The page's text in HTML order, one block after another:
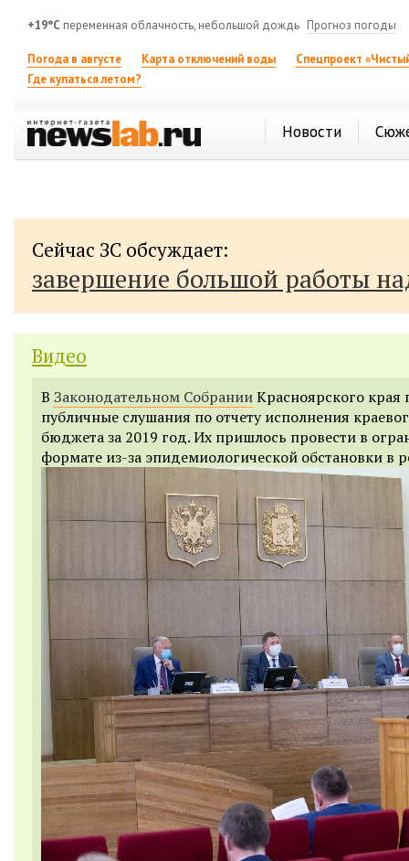
+19°C переменная облачность, небольшой дождь Прогноз погоды
Погода в августе Карта отключений воды
Спецпроект
Где купаться летом?
Новости
Сейчас ЗС обсуждает:
завершение большой работы
Видео
В Законодательном СобранииКрасноярского
публичные слушания по отчету исполнения
бюджета за 2019 год. Их пришлось провести в
формате из-за эпидемиологической обстановки в